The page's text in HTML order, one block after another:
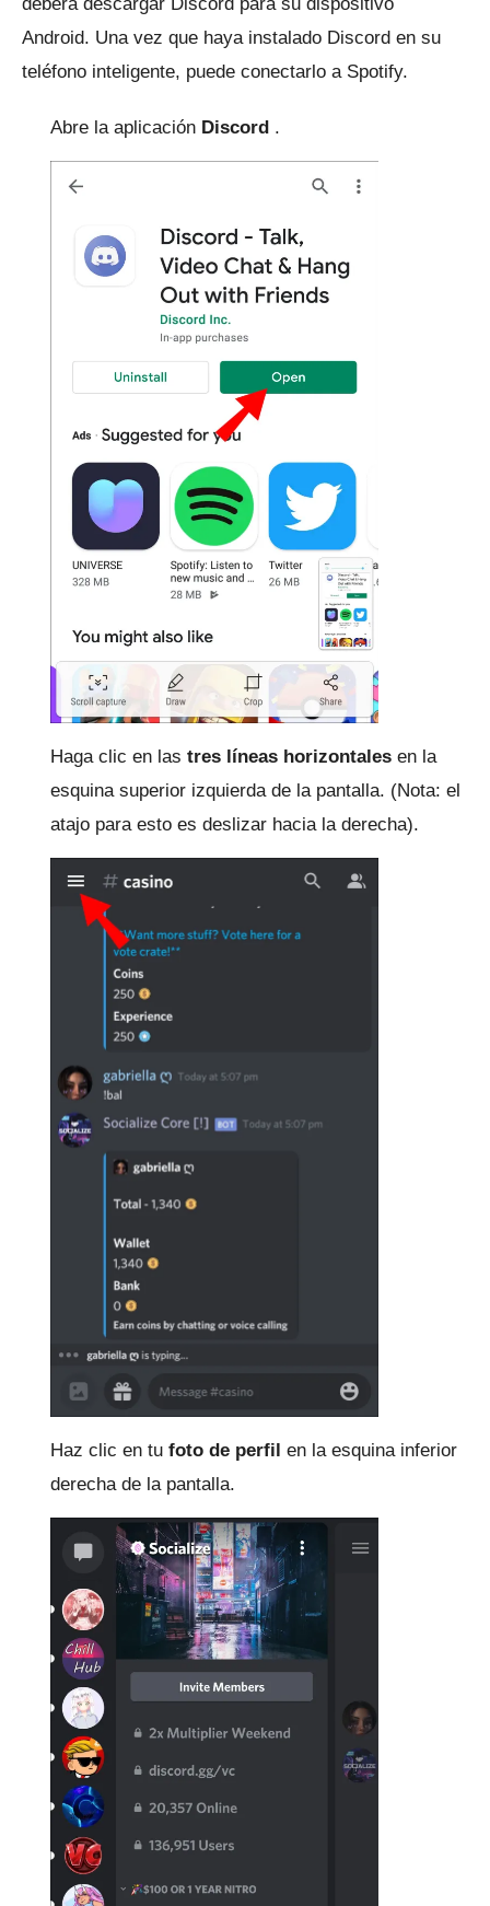
deberá descargar Discord para su dispositivo
Android. Una vez que haya instalado Discord en su
teléfono inteligente, puede conectarlo a Spotify.
Abre la aplicación Discord .
Haga clic en las tres líneas horizontales en la
esquina superior izquierda de la pantalla. (Nota: el
atajo para esto es deslizar hacia la derecha).
Haz clic en tu foto de perfil en la esquina inferior
derecha de la pantalla.